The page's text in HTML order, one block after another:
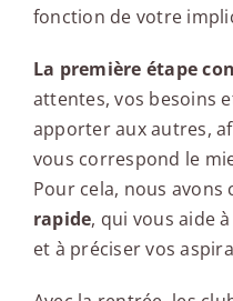
fonction de votre
La première étape
attentes, vos besoins
apporter aux autres,
vous correspond le
Pour cela, nous
rapide, qui vous aide
et à préciser vos